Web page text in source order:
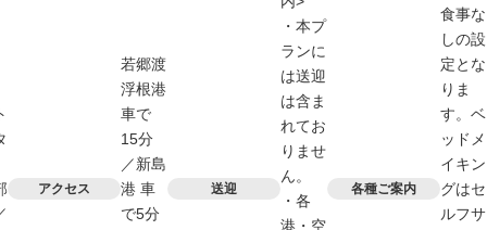
アクセス
若郷渡
浮根港
車で
15分
／新島
港 車
で5分
送迎
・本プ
ランに
は送迎
は含ま
れてお
りませ
ん。
・各
港・空
各種ご案内
食事な
しの設
定とな
りま
す。ベ
ッドメ
イキン
グはセ
ルフサ